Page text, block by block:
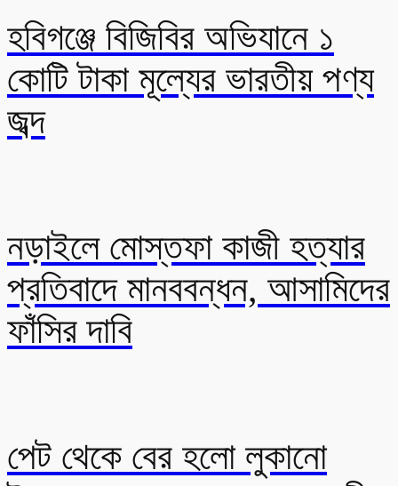
হবিগঞ্জে বিজিবির অভিযানে ১
কোটি টাকা মূল্যের ভারতীয় পণ্য
জব্দ
নড়াইলে মোস্তফা কাজী হত্যার
প্রতিবাদে মানববন্ধন, আসামিদের
ফাঁসির দাবি
পেট থেকে বের হলো লুকানো